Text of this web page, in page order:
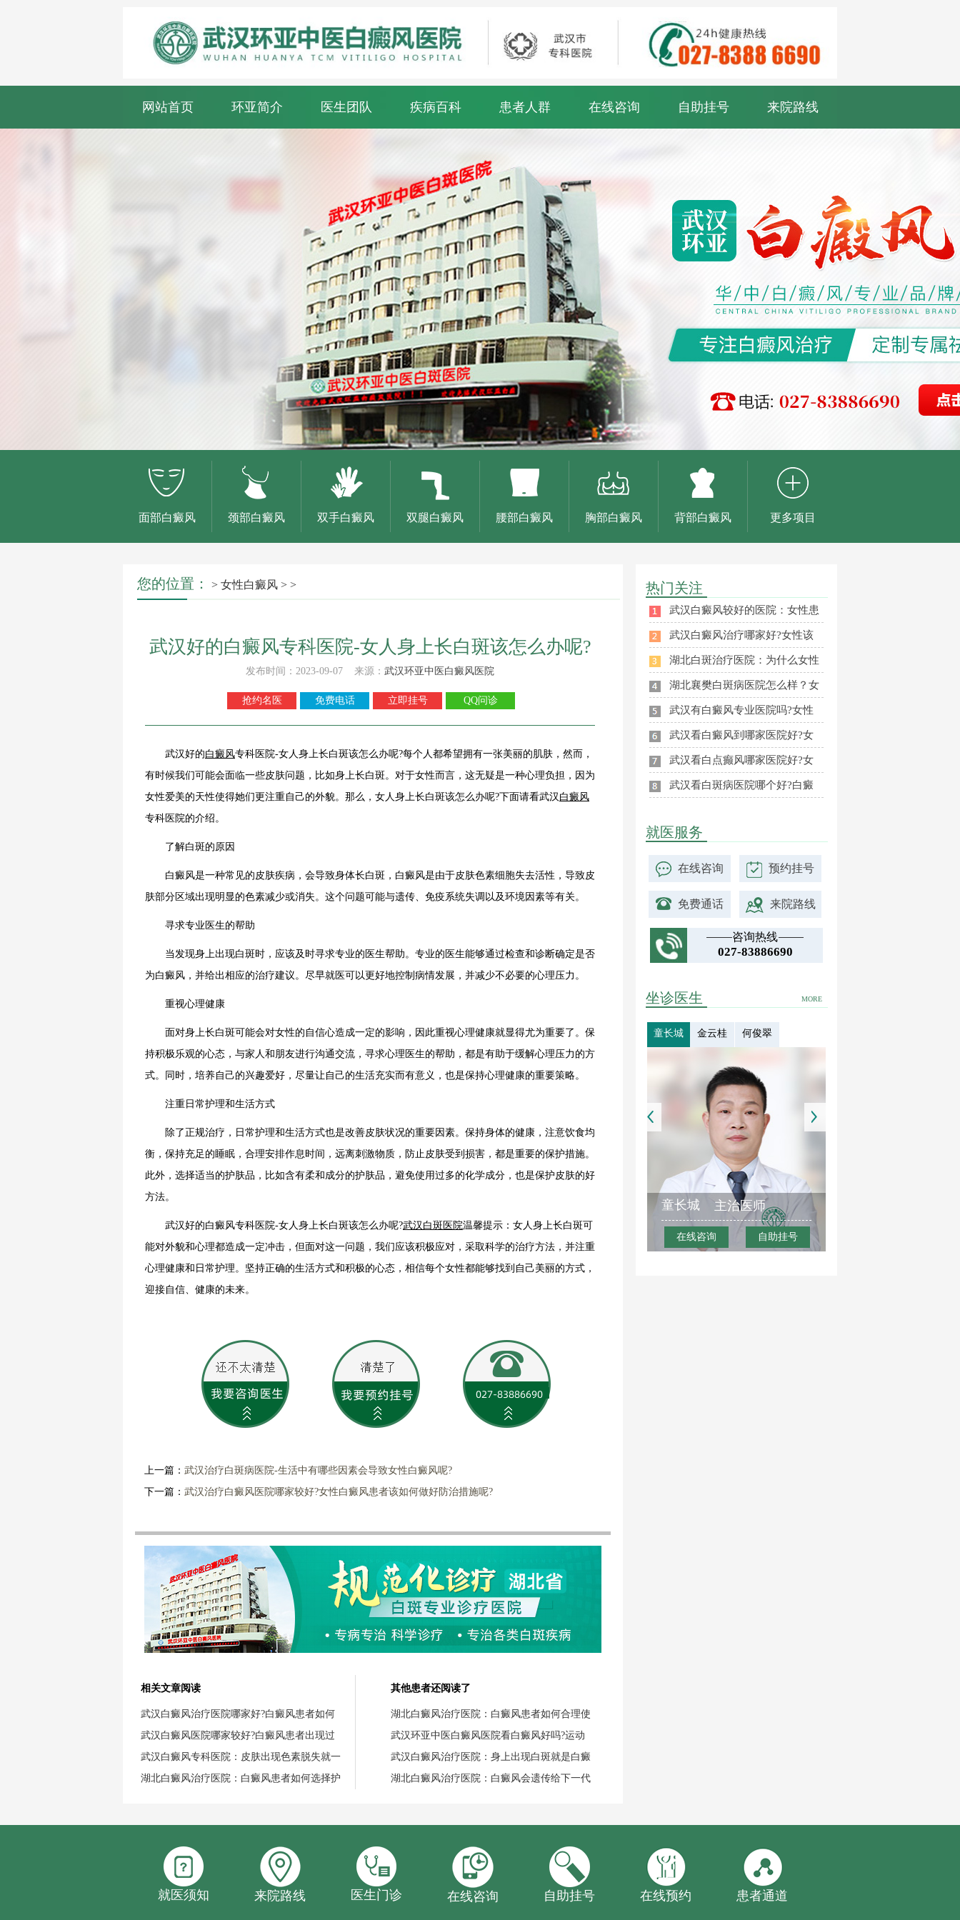
网站首页 环亚简介 医生团队 疾病百科 患者人群 在线咨询 自助挂号 来院路线
面部白癜风 颈部白癜风 双手白癜风 双腿白癜风 腰部白癜风 胸部白癜风 背部白癜风 更多项目
您的位置： > 女性白癜风 > >
武汉好的白癜风专科医院-女人身上长白斑该怎么办呢?
发布时间：2023-09-07 来源： 武汉环亚中医白癜风医院
抢约名医 免费电话 立即挂号 QQ问诊
武汉好的白癜风专科医院-女人身上长白斑该怎么办呢?每个人都希望拥有一张美丽的肌肤，然而，
有时候我们可能会面临一些皮肤问题，比如身上长白斑。对于女性而言，这无疑是一种心理负担，因为
女性爱美的天性使得她们更注重自己的外貌。那么，女人身上长白斑该怎么办呢?下面请看武汉 白癜风
专科医院的介绍。
了解白斑的原因
白癜风是一种常见的皮肤疾病，会导致身体长白斑，白癜风是由于皮肤色素细胞失去活性，导致皮
肤部分区域出现明显的色素减少或消失。这个问题可能与遗传、免疫系统失调以及环境因素等有关。
寻求专业医生的帮助
当发现身上出现白斑时，应该及时寻求专业的医生帮助。专业的医生能够通过检查和诊断确定是否
为白癜风，并给出相应的治疗建议。尽早就医可以更好地控制病情发展，并减少不必要的心理压力。
重视心理健康
面对身上长白斑可能会对女性的自信心造成一定的影响，因此重视心理健康就显得尤为重要了。保
持积极乐观的心态，与家人和朋友进行沟通交流，寻求心理医生的帮助，都是有助于缓解心理压力的方
式。同时，培养自己的兴趣爱好，尽量让自己的生活充实而有意义，也是保持心理健康的重要策略。
注重日常护理和生活方式
除了正规治疗，日常护理和生活方式也是改善皮肤状况的重要因素。保持身体的健康，注意饮食均
衡，保持充足的睡眠，合理安排作息时间，远离刺激物质，防止皮肤受到损害，都是重要的保护措施。
此外，选择适当的护肤品，比如含有柔和成分的护肤品，避免使用过多的化学成分，也是保护皮肤的好
方法。
武汉好的白癜风专科医院-女人身上长白斑该怎么办呢?武汉白斑医院温馨提示：女人身上长白斑可
能对外貌和心理都造成一定冲击，但面对这一问题，我们应该积极应对，采取科学的治疗方法，并注重
心理健康和日常护理。坚持正确的生活方式和积极的心态，相信每个女性都能够找到自己美丽的方式，
迎接自信、健康的未来。
上一篇： 武汉治疗白斑病医院-生活中有哪些因素会导致女性白癜风呢?
下一篇： 武汉治疗白癜风医院哪家较好?女性白癜风患者该如何做好防治措施呢?
相关文章阅读
武汉白癜风治疗医院哪家好?白癜风患者如何
武汉白癜风医院哪家较好?白癜风患者出现过
武汉白癜风专科医院：皮肤出现色素脱失就一
湖北白癜风治疗医院：白癜风患者如何选择护
其他患者还阅读了
湖北白癜风治疗医院：白癜风患者如何合理使
武汉环亚中医白癜风医院看白癜风好吗?运动
武汉白癜风治疗医院：身上出现白斑就是白癜
湖北白癜风治疗医院：白癜风会遗传给下一代
热门关注
武汉白癜风较好的医院：女性患
武汉白癜风治疗哪家好?女性该
湖北白斑治疗医院：为什么女性
湖北襄樊白斑病医院怎么样？女
武汉有白癜风专业医院吗?女性
武汉看白癜风到哪家医院好?女
武汉看白点癫风哪家医院好?女
武汉看白斑病医院哪个好?白癜
就医服务
在线咨询 预约挂号
免费通话 来院路线
咨询热线
027-83886690
MORE
坐诊医生
童长城 金云桂 何俊翠
童长城 主治医师
在线咨询 自助挂号
就医须知 来院路线 医生门诊 在线咨询 自助挂号 在线预约 患者通道